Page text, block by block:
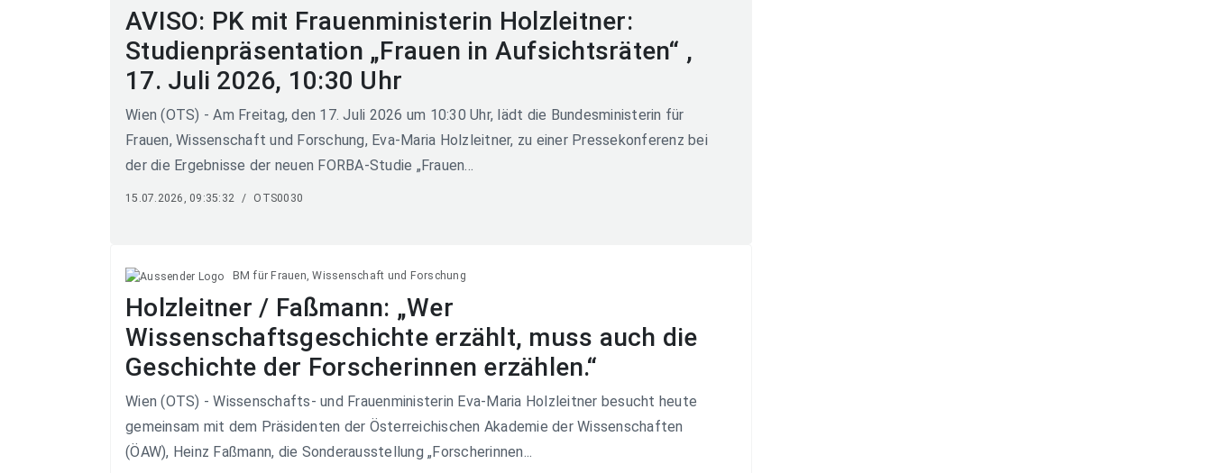
AVISO: PK mit Frauenministerin Holzleitner:
Studienpräsentation „Frauen in Aufsichtsräten“ ,
17. Juli 2026, 10:30 Uhr
Wien (OTS) - Am Freitag, den 17. Juli 2026 um 10:30 Uhr, lädt die Bundesministerin für
Frauen, Wissenschaft und Forschung, Eva-Maria Holzleitner, zu einer Pressekonferenz bei
der die Ergebnisse der neuen FORBA-Studie „Frauen...
15.07.2026, 09:35:32 / OTS0030
BM für Frauen, Wissenschaft und Forschung
Holzleitner / Faßmann: „Wer
Wissenschaftsgeschichte erzählt, muss auch die
Geschichte der Forscherinnen erzählen.“
Wien (OTS) - Wissenschafts- und Frauenministerin Eva-Maria Holzleitner besucht heute
gemeinsam mit dem Präsidenten der Österreichischen Akademie der Wissenschaften
(ÖAW), Heinz Faßmann, die Sonderausstellung „Forscherinnen...